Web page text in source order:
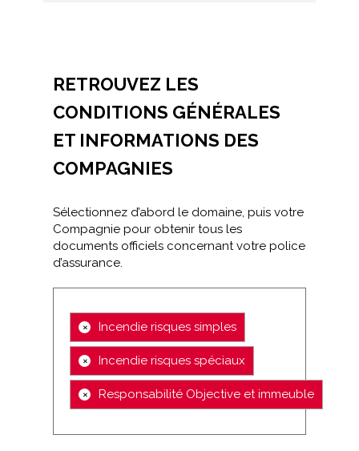
RETROUVEZ LES
CONDITIONS GÉNÉRALES
ET INFORMATIONS DES
COMPAGNIES
Sélectionnez d’abord le domaine, puis votre
Compagnie pour obtenir tous les
documents officiels concernant votre police
d’assurance.
× Incendie risques simples
× Incendie risques spéciaux
× Responsabilité Objective et immeuble